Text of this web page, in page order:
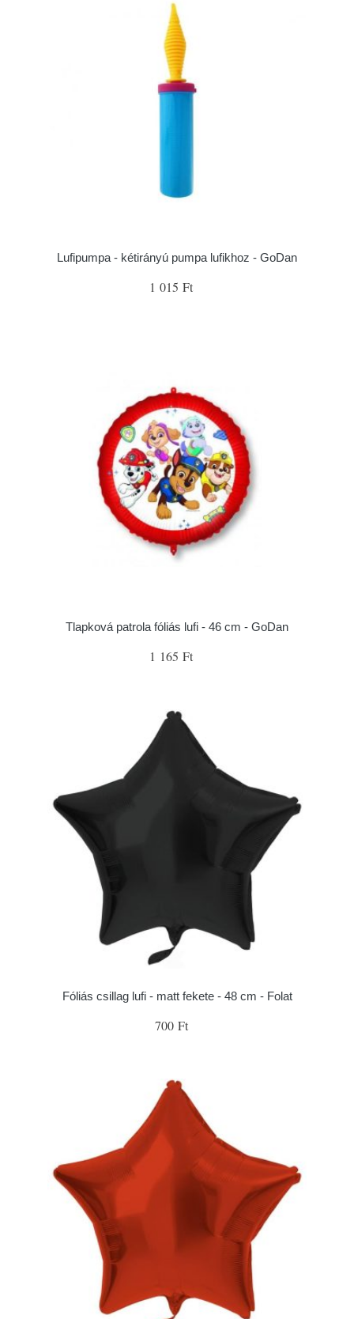
Lufipumpa - kétirányú pumpa lufikhoz - GoDan
1 015 Ft
Tlapková patrola fóliás lufi - 46 cm - GoDan
1 165 Ft
Fóliás csillag lufi - matt fekete - 48 cm - Folat
700 Ft